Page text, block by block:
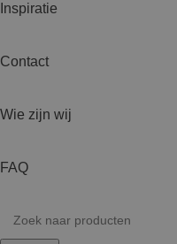
Inspiratie
Contact
Wie zijn wij
FAQ